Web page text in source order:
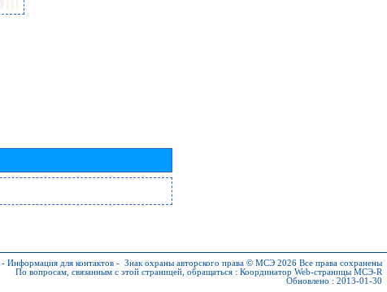
- Информация для контактов - Знак охраны авторского права © МСЭ 2026 Все права сохранены
По вопросам, связанным с этой страницей, обращаться : Координатор Web-страницы МСЭ-R
Обновлено : 2013-01-30